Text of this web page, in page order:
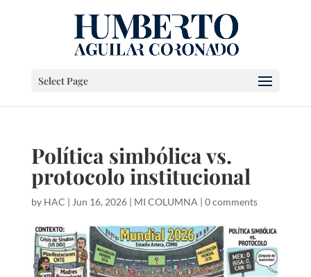
Select Page
Política simbólica vs.
protocolo institucional
by HAC | Jun 16, 2026| MI COLUMNA | 0 comments